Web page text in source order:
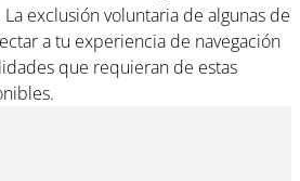
La exclusión voluntaria de algunas de
a tu experiencia de navegación
que requieran de estas